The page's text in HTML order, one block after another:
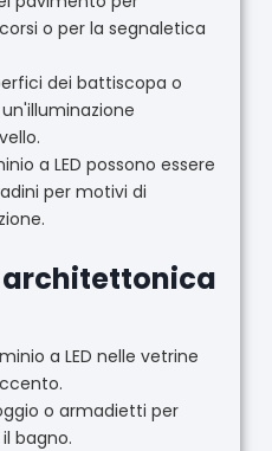
o per la segnaletica
dei battiscopa o
a LED possono essere
per motivi di
a LED nelle vetrine
o armadietti per
bagno.